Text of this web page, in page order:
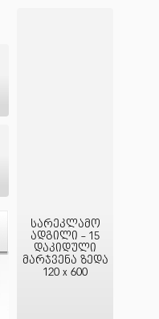
სარეკლამო
ადგილი - 15
დაკიდული
მარჯვენა ზედა
120 x 600